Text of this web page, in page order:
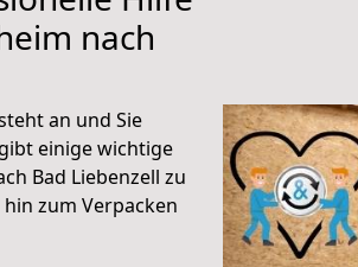
nach
an und Sie
einige wichtige
Bad Liebenzell zu
zum Verpacken